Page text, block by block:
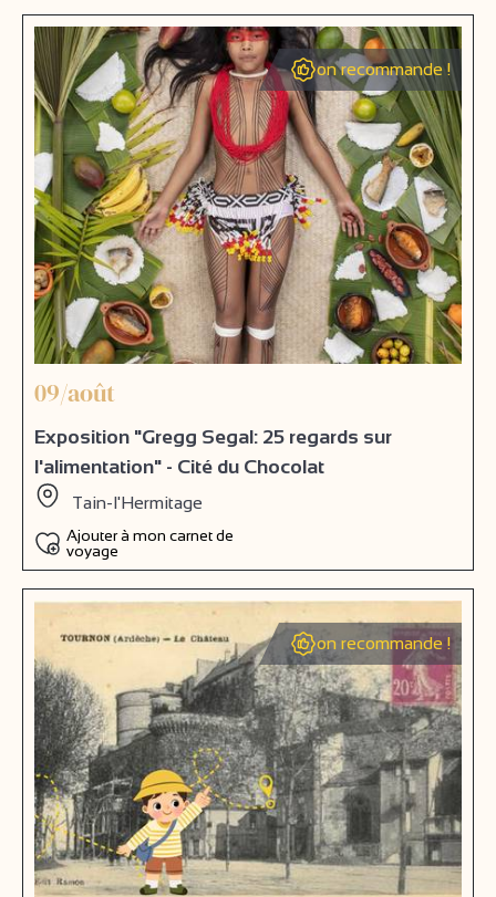
on recommande !
09/août
Exposition "Gregg Segal: 25 regards sur
l'alimentation" - Cité du Chocolat
Tain-l'Hermitage
Ajouter à mon carnet de
voyage
on recommande !